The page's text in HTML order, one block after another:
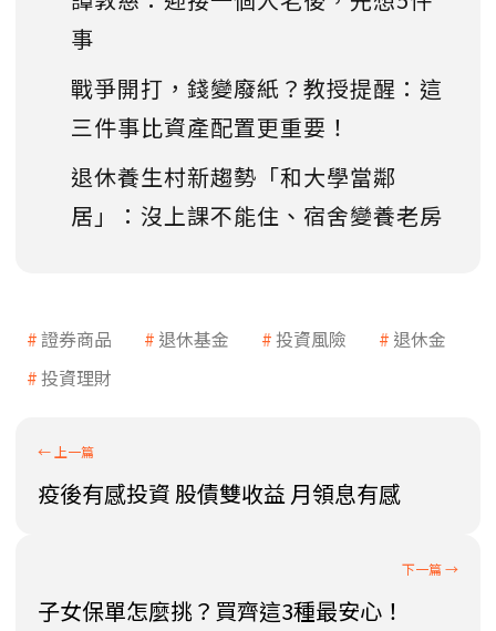
事
戰爭開打，錢變廢紙？教授提醒：這
三件事比資產配置更重要！
退休養生村新趨勢「和大學當鄰
居」：沒上課不能住、宿舍變養老房
證券商品 退休基金 投資風險
退休金
投資理財
疫後有感投資 股債雙收益 月領息有感
子女保單怎麼挑？買齊這3種最安心！